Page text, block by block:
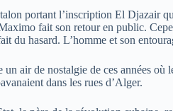
portant l’inscription El Djazair
fait son retour en public.
du hasard. L’homme et son
air de nostalgie de ces années
dans les rues d’Alger.